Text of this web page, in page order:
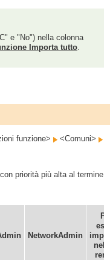
e "No") nella colonna
Importa tutto.
funzione>
<Comuni>
priorità più alta al termine
NetworkAdmin